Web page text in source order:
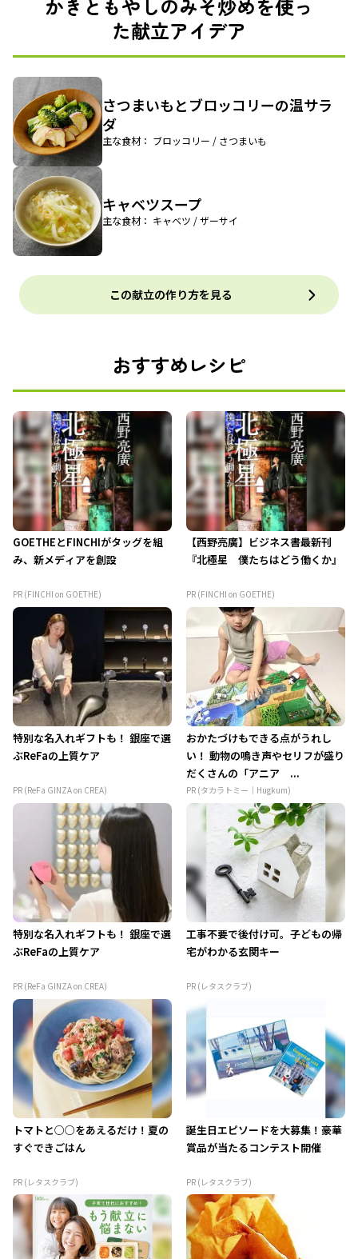
かきともやしのみそ炒めを使っ
た献立アイデア
さつまいもとブロッコリーの温サラ
ダ
主な食材： ブロッコリー / さつまいも
キャベツスープ
主な食材： キャベツ / ザーサイ
この献立の作り方を見る
おすすめレシピ
GOETHEとFINCHIがタッグを組
み、新メディアを創設
PR (FINCHI on GOETHE)
【西野亮廣】ビジネス書最新刊
『北極星 僕たちはどう働くか』
PR (FINCHI on GOETHE)
特別な名入れギフトも！ 銀座で選
ぶReFaの上質ケア
PR (ReFa GINZA on CREA)
おかたづけもできる点がうれし
い！ 動物の鳴き声やセリフが盛り
だくさんの「アニア ...
PR (タカラトミー｜Hugkum)
特別な名入れギフトも！ 銀座で選
ぶReFaの上質ケア
PR (ReFa GINZA on CREA)
工事不要で後付け可。子どもの帰
宅がわかる玄関キー
PR (レタスクラブ)
トマトと○○をあえるだけ！夏の
すぐできごはん
PR (レタスクラブ)
誕生日エピソードを大募集！豪華
賞品が当たるコンテスト開催
PR (レタスクラブ)